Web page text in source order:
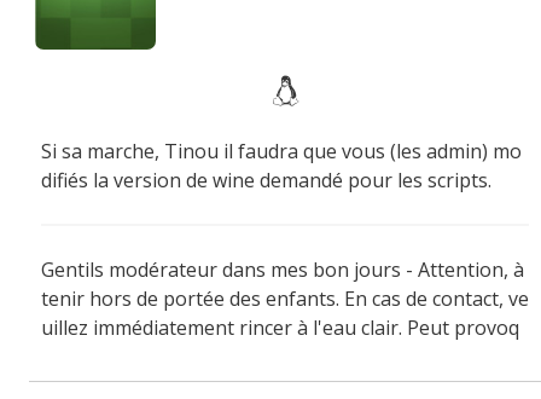
Si sa marche, Tinou il faudra que vous (les admin) mo
difiés la version de wine demandé pour les scripts.
Gentils modérateur dans mes bon jours - Attention, à
tenir hors de portée des enfants. En cas de contact, ve
uillez immédiatement rincer à l'eau clair. Peut provoq